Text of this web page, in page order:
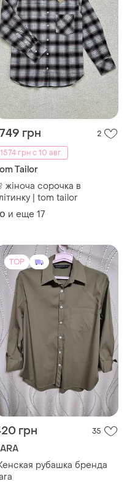
грн
2
1574 грн с 10 авг.
Tailor
жіноча сорочка в
| tom tailor
и еще 17
TOP
грн 35
рубашка бренда